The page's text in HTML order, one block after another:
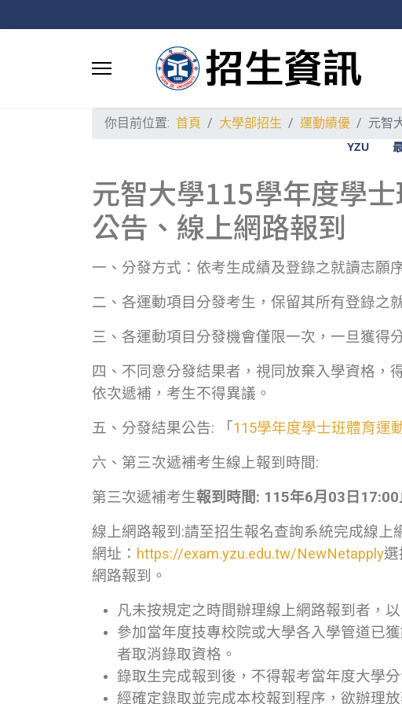
YZU
你目前位置: 首頁 大學部招生 運動績優 元智
元智大學115學年度學
公告、線上網路報到
一、分發方式：依考生成績及登錄之就讀志願
二、各運動項目分發考生，保留其所有登錄之
三、各運動項目分發機會僅限一次，一旦獲得
四、不同意分發結果者，視同放棄入學資格，
依次遞補，考生不得異議。
五、分發結果公告: 「 115學年度學士班體育運
六、第三次遞補考生線上報到時間:
第三次遞補考生報到時間: 115年6月 03 日 17:00
線上網路報到:請至招生報名查詢系統完成線上
網址： https://exam.yzu.edu.tw/NewNetapply
網路報到。
凡未按規定之時間辦理線上網路報到者，
參加當年度技專校院或大學各入學管道已
者取消錄取資格。
錄取生完成報到後，不得報考當年度大學
經確定錄取並完成本校報到程序，欲辦理